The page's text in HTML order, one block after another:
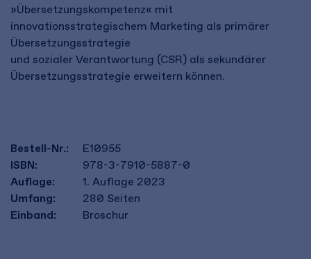
»Übersetzungskompetenz« mit
innovationsstrategischem Marketing als primärer
Übersetzungsstrategie
und sozialer Verantwortung (CSR) als sekundärer
Übersetzungsstrategie erweitern können.​
Bestell-Nr.:
E10955
ISBN:
978-3-7910-5887-0
Auflage:
1. Auflage 2023
Umfang:
280 Seiten
Einband:
Broschur